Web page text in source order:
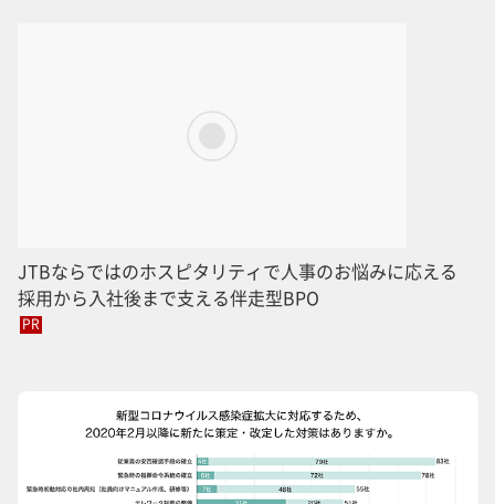
JTBならではのホスピタリティで人事のお悩みに応える
採用から入社後まで支える伴走型BPO
PR